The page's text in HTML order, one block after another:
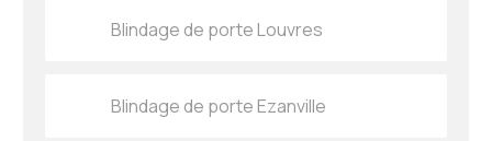
Blindage de porte Louvres
Blindage de porte Ezanville